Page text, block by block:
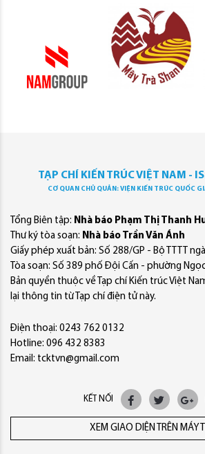
TẠP CHÍ KIẾN TRÚC VIỆT NAM -
CƠ QUAN CHỦ QUẢN: VIỆN KIẾN TRÚC QUỐC
Tổng Biên tập: Nhà báo Phạm Thị Thanh
Thư ký tòa soạn: Nhà báo Trần Văn Ánh
Giấy phép xuất bản: Số 288/GP - Bộ TTTT
Tòa soạn: Số 389 phố Đội Cấn - phường Ngọc
Bản quyền thuộc về Tạp chí Kiến trúc Việt
lại thông tin từ Tạp chí điện tử này.
Điện thoại: 0243 762 0132
Hotline: 096 432 8383
Email: tcktvn@gmail.com
KẾT NỐI
XEM GIAO DIỆN TRÊN MÁY